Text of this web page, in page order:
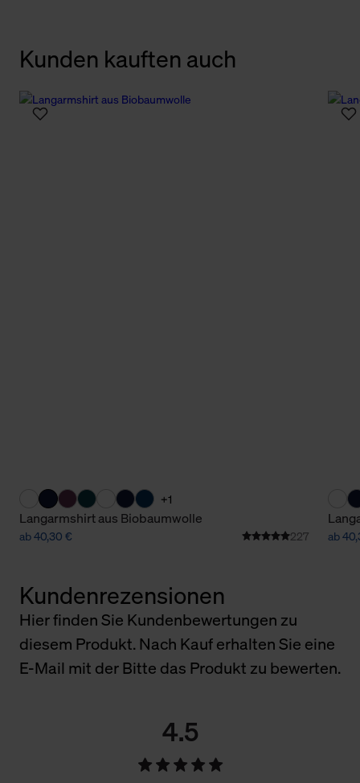
Kunden kauften auch
+1
Langarmshirt aus Biobaumwolle
ab 40,30 € 227 ab
Kundenrezensionen
Hier finden Sie Kundenbewertungen zu
diesem Produkt. Nach Kauf erhalten Sie eine
E-Mail mit der Bitte das Produkt zu bewerten.
4.5